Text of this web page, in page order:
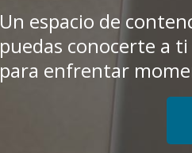
Un espacio de
puedas conocerte a
para enfrentar